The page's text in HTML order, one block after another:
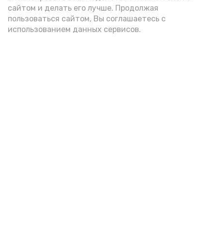
сайтом и делать его лучше. Продолжая
пользоваться сайтом, Вы соглашаетесь с
использованием данных сервисов.
А24 в MAX А24 в Вконтакте